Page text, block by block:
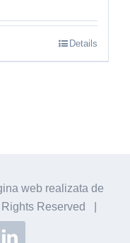
Details
web realizata de
Reserved |